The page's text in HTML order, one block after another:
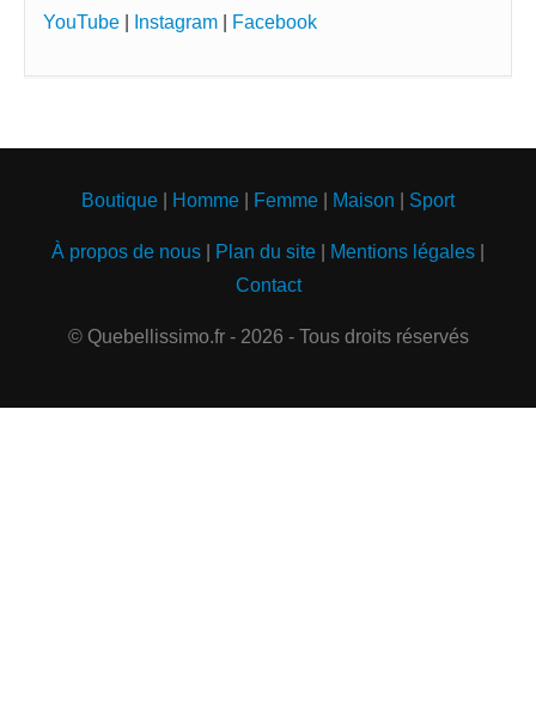
YouTube
Instagram Facebook
Boutique Homme Femme Maison Sport
À propos de nous Plan du site Mentions légales
Contact
© Quebellissimo.fr - 2026 - Tous droits réservés